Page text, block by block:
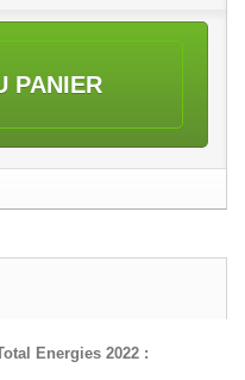
PANIER
Energies 2022 :